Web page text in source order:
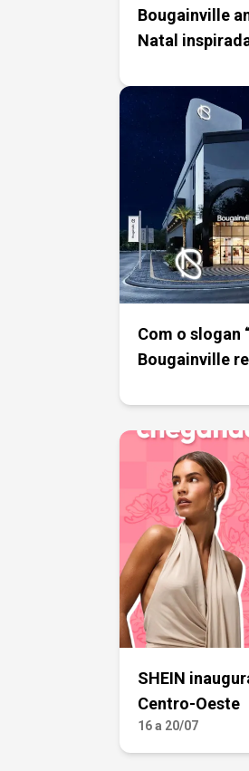
Bougainville
Natal
Com o slogan
Bougainville
SHEIN
Centro-Oeste
16 a 20/07